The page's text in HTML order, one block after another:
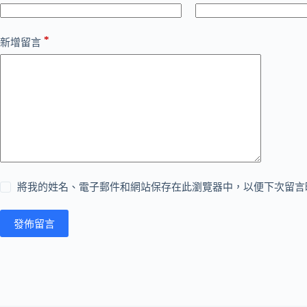
新增留言 *
將我的姓名、電子郵件和網站保存在此瀏覽器中，以便下次留
發佈留言